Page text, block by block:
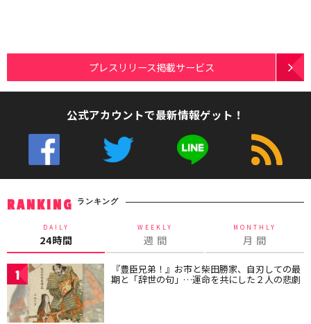
プレスリリース掲載サービス
公式アカウントで最新情報ゲット！
RANKING ランキング
DAILY
24時間
WEEKLY
週 間
MONTHLY
月 間
1 『豊臣兄弟！』お市と柴田勝家、自刃しての最
期と「辞世の句」…運命を共にした２人の悲劇